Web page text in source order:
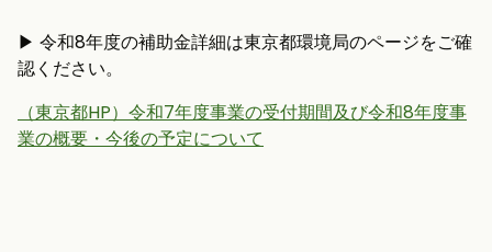
▶ 令和8年度の補助金詳細は東京都環境局のページをご確
認ください。
（東京都HP）令和7年度事業の受付期間及び令和8年度事
業の概要・今後の予定について